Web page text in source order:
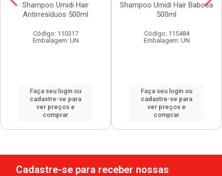
Shampoo Umidi Hair
Antirresíduos 500ml
Código: 110317
Embalagem: UN
Faça seu login ou
cadastre-se para
ver preços e
comprar
Shampoo Umidi Hair Babosa
500ml
Código: 115484
Embalagem: UN
Faça seu login ou
cadastre-se para
ver preços e
comprar
Cadastre-se para receber nossas